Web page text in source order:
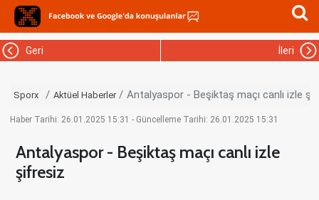
Geri İleri
Sporx Aktüel Haberler Antalyaspor - Beşiktaş maçı canlı izle
Haber Tarihi: 26.01.2025 15:31 - Güncelleme Tarihi: 26.01.2025 15:31
Antalyaspor - Beşiktaş maçı canlı izle
şifresiz